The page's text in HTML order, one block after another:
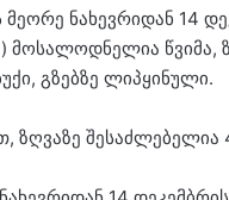
მე­ო­რე ნა­ხევ­რი­დან 14
მო­სა­ლოდ­ნე­ლია წვი­მა,
გზებ­ზე ლი­პყი­ნუ­ლი.
ზღვა­ზე